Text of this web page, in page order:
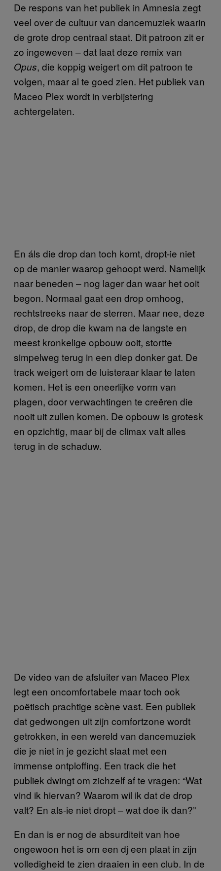
De respons van het publiek in Amnesia zegt
veel over de cultuur van dancemuziek waarin
de grote drop centraal staat. Dit patroon zit er
zo ingeweven – dat laat deze remix van
Opus, die koppig weigert om dit patroon te
volgen, maar al te goed zien. Het publiek van
Maceo Plex wordt in verbijstering
achtergelaten.
En áls die drop dan toch komt, dropt-ie niet
op de manier waarop gehoopt werd. Namelijk
naar beneden – nog lager dan waar het ooit
begon. Normaal gaat een drop omhoog,
rechtstreeks naar de sterren. Maar nee, deze
drop, de drop die kwam na de langste en
meest kronkelige opbouw ooit, stortte
simpelweg terug in een diep donker gat. De
track weigert om de luisteraar klaar te laten
komen. Het is een oneerlijke vorm van
plagen, door verwachtingen te creëren die
nooit uit zullen komen. De opbouw is grotesk
en opzichtig, maar bij de climax valt alles
terug in de schaduw.
De video van de afsluiter van Maceo Plex
legt een oncomfortabele maar toch ook
poëtisch prachtige scène vast. Een publiek
dat gedwongen uit zijn comfortzone wordt
getrokken, in een wereld van dancemuziek
die je niet in je gezicht slaat met een
immense ontploffing. Een track die het
publiek dwingt om zichzelf af te vragen: “Wat
vind ik hiervan? Waarom wil ik dat de drop
valt? En als-ie niet dropt – wat doe ik dan?”
En dan is er nog de absurditeit van hoe
ongewoon het is om een dj een plaat in zijn
volledigheid te zien draaien in een club. In de